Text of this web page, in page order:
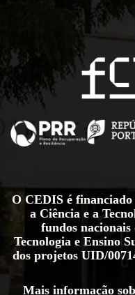
O CEDIS é
a Ciência e a
fundos
Tecnologia e Ensino
dos projetos UID/
Mais informação